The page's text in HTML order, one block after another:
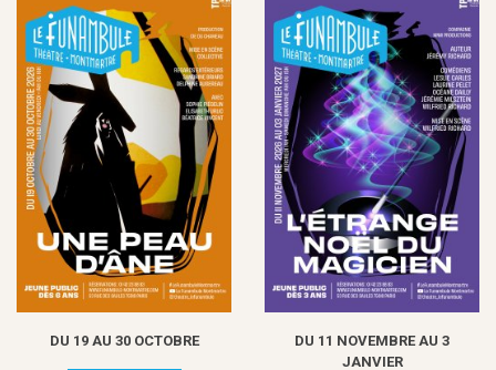
DU 19 AU 30 OCTOBRE
DU 11 NOVEMBRE AU 3
JANVIER